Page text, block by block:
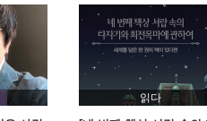
나는 세렌디피티의 기쁨
가, 포스트잇을 붙일 것인가?
듯 다른 못 말리는 야심
르헤스의 서재 그리고 내가 꿈꾸
읽다